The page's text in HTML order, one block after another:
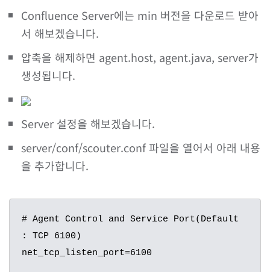
Confluence Server에는 min 버전을 다운로드 받아
서 해보겠습니다.
압축을 해제하면 agent.host, agent.java, server가
생성됩니다.
Server 설정을 해보겠습니다.
server/conf/scouter.conf 파일을 열어서 아래 내용
을 추가합니다.
# Agent Control and Service Port(Default
: TCP 6100)
net_tcp_listen_port=6100